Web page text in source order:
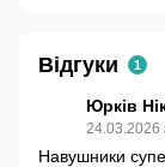
Відгуки 1
Юрків
24.03.2026
Навушники